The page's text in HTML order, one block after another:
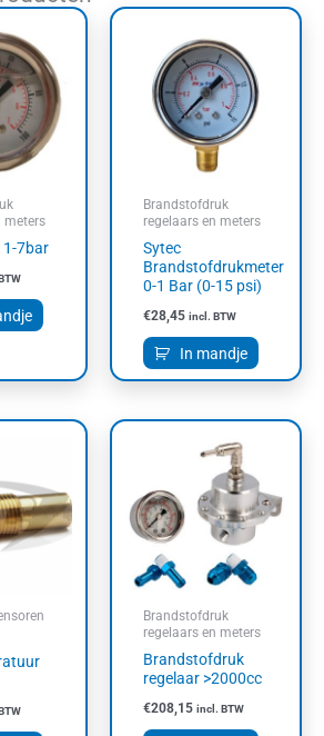
meters
1-7bar
Brandstofdruk
regelaars en meters
Sytec
Brandstofdrukmeter
0-1 Bar (0-15 psi)
€28,45 incl. BTW
In mandje
Brandstofdruk
regelaars en meters
Brandstofdruk
regelaar >2000cc
€208,15 incl. BTW